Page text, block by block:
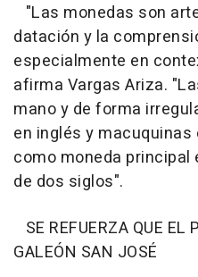
"Las monedas son
datación y la
especialmente en
afirma Vargas Ariza.
mano y de forma
en inglés y
como moneda principal
de dos siglos".
SE REFUERZA QUE EL
GALEÓN SAN JOSÉ